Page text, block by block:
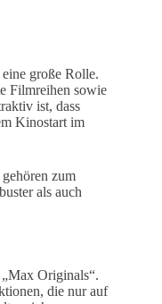
große Rolle.
Filmreihen sowie
ist, dass
Kinostart im
zum
als auch
Originals“.
die nur auf